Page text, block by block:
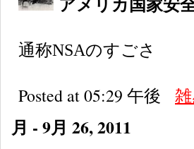
アメリカ国家安
通称NSAのすごさ
Posted at 05:29 午後
月 - 9月 26, 2011